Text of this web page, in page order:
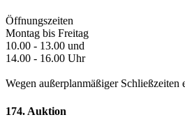
Öffnungszeiten
Montag bis Freitag
10.00 - 13.00 und
14.00 - 16.00 Uhr
Wegen außerplanmäßiger
174. Auktion